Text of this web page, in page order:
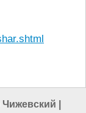
Чижевский